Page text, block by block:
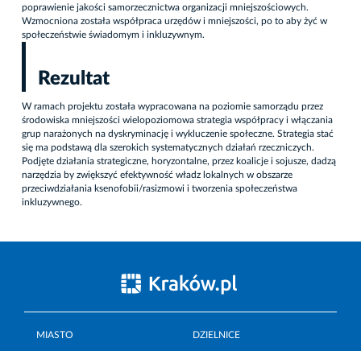
poprawienie jakości samorzecznictwa organizacji mniejszościowych.
Wzmocniona została współpraca urzędów i mniejszości, po to aby żyć w
społeczeństwie świadomym i inkluzywnym.
Rezultat
W ramach projektu została wypracowana na poziomie samorządu przez
środowiska mniejszości wielopoziomowa strategia współpracy i włączania
grup narażonych na dyskryminację i wykluczenie społeczne. Strategia stać
się ma podstawą dla szerokich systematycznych działań rzeczniczych.
Podjęte działania strategiczne, horyzontalne, przez koalicje i sojusze, dadzą
narzędzia by zwiększyć efektywność władz lokalnych w obszarze
przeciwdziałania ksenofobii/rasizmowi i tworzenia społeczeństwa
inkluzywnego.
MIASTO DZIELNICE